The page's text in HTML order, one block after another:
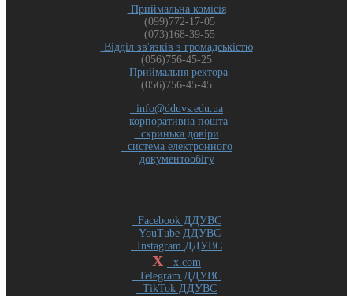
Приймальна комісія
(099)772-17-05
(073)168-39-55
Відділ зв'язків з громадськістю
(056)756-45-25
Приймальня ректора
(056)756-45-45
info@dduvs.edu.ua
корпоративна пошта
скринька довіри
система електронного
документообігу
Facebook ДДУВС
YouTube ДДУВС
Instagram ДДУВС
X
x.com
Telegram ДДУВС
TikTok ДДУВС